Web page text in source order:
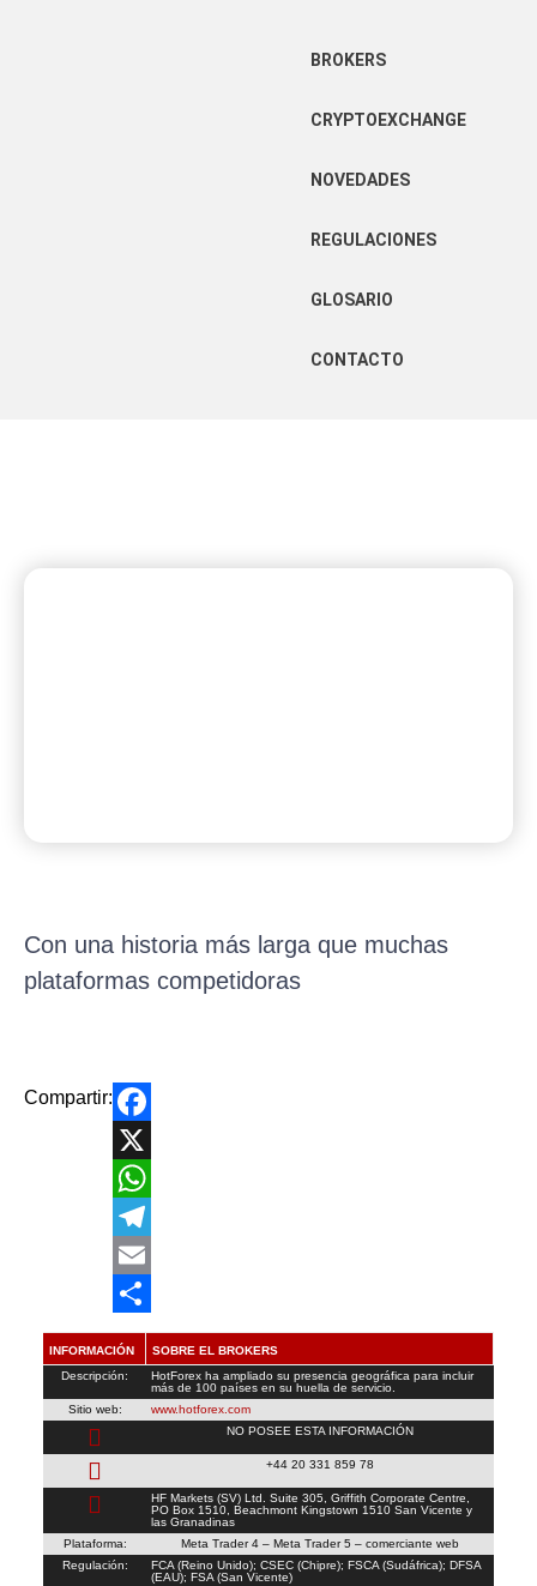
BROKERS
CRYPTOEXCHANGE
NOVEDADES
REGULACIONES
GLOSARIO
CONTACTO
Con una historia más larga que muchas
plataformas competidoras
Compartir:
Facebook
X
WhatsApp
Telegram
Email
Compartir
INFORMACIÓN
SOBRE EL BROKERS
Descripción:
HotForex ha ampliado su presencia geográfica para incluir
más de 100 países en su huella de servicio.
Sitio web:
www.hotforex.com
NO POSEE ESTA INFORMACIÓN
+44 20 331 859 78
HF Markets (SV) Ltd. Suite 305, Griffith Corporate Centre,
PO Box 1510, Beachmont Kingstown 1510 San Vicente y
las Granadinas
Plataforma:
Meta Trader 4 – Meta Trader 5 – comerciante web
Regulación:
FCA (Reino Unido); CSEC (Chipre); FSCA (Sudáfrica); DFSA
(EAU); FSA (San Vicente)